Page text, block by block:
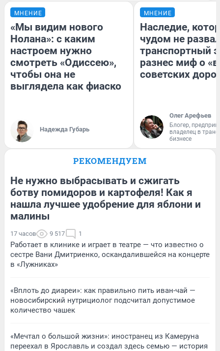
МНЕНИЕ
«Мы видим нового
Нолана»: с каким
настроем нужно
смотреть «Одиссею»,
чтобы она не
выглядела как фиаско
Надежда Губарь
МНЕНИЕ
Наследие,
чудом не
транспортный
разнес миф о
советских
Олег Арефьев
Блогер,
владелец в
бизнесе
РЕКОМЕНДУЕМ
Не нужно выбрасывать и сжигать
ботву помидоров и картофеля! Как я
нашла лучшее удобрение для яблони и
малины
17 часов 9 517 1
Работает в клинике и играет в театре — что известно о
сестре Вани Дмитриенко, оскандалившейся на концерте
в «Лужниках»
«Вплоть до диареи»: как правильно пить иван-чай —
новосибирский нутрициолог подсчитал допустимое
количество чашек
«Мечтал о большой жизни»: иностранец из Камеруна
переехал в Ярославль и создал здесь семью — история